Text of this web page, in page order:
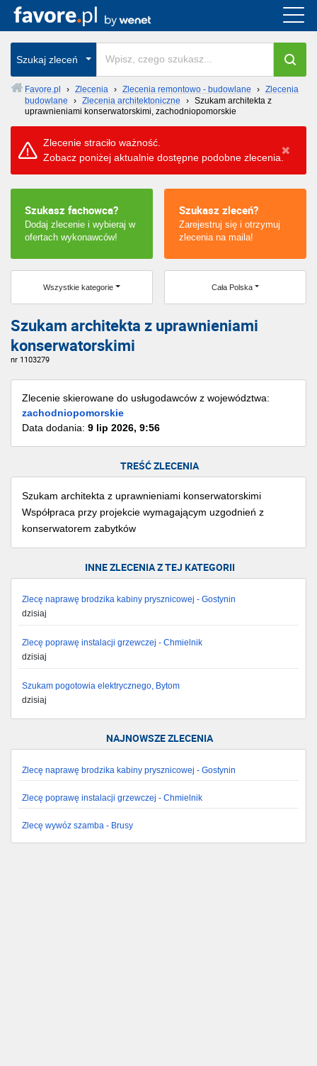
Szukaj zleceń
Favore.pl › Zlecenia › Zlecenia remontowo - budowlane › Zlecenia
budowlane
› Zlecenia architektoniczne › Szukam architekta z
uprawnieniami konserwatorskimi, zachodniopomorskie
Zlecenie straciło ważność.
Zobacz poniżej aktualnie dostępne podobne zlecenia.
Szukasz fachowca?
Dodaj zlecenie i wybieraj w
ofertach wykonawców!
Szukasz zleceń?
Zarejestruj się i otrzymuj
zlecenia na maila!
Wszystkie kategorie Cała Polska
Szukam architekta z uprawnieniami
konserwatorskimi
nr 1103279
Zlecenie skierowane do usługodawców z województwa:
zachodniopomorskie
Data dodania: 9 lip 2026, 9:56
TREŚĆ ZLECENIA
Szukam architekta z uprawnieniami konserwatorskimi
Współpraca przy projekcie wymagającym uzgodnień z
konserwatorem zabytków
INNE ZLECENIA Z TEJ KATEGORII
Zlecę naprawę brodzika kabiny prysznicowej - Gostynin
dzisiaj
Zlecę poprawę instalacji grzewczej - Chmielnik
dzisiaj
Szukam pogotowia elektrycznego, Bytom
dzisiaj
NAJNOWSZE ZLECENIA
Zlecę naprawę brodzika kabiny prysznicowej - Gostynin
Zlecę poprawę instalacji grzewczej - Chmielnik
Zlecę wywóz szamba - Brusy
Cała Polska
wszystkie w całym kraju